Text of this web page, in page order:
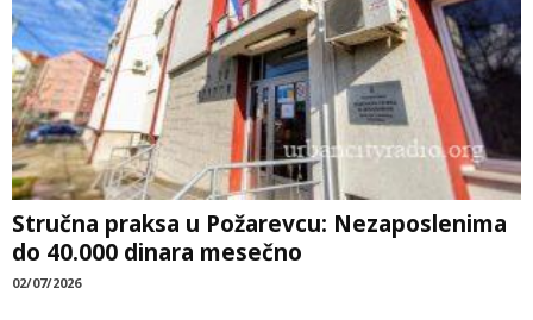
Stručna praksa u Požarevcu: Nezaposlenima
do 40.000 dinara mesečno
02/07/2026